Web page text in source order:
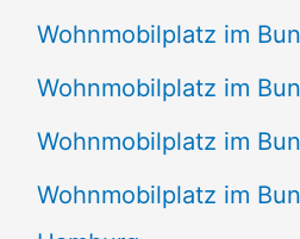
Wohnmobilplatz im
Wohnmobilplatz im
Wohnmobilplatz im
Wohnmobilplatz im